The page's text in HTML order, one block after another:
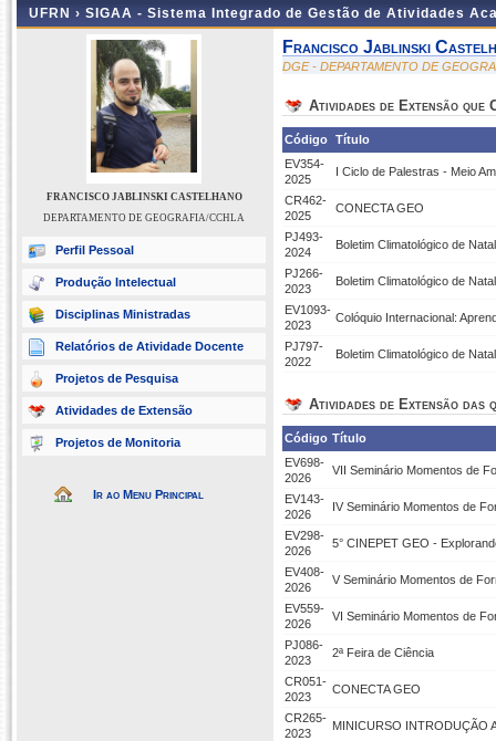
UFRN › SIGAA - Sistema Integrado de Gestão de Atividades
FRANCISCO JABLINSKI CASTELHANO
DEPARTAMENTO DE GEOGRAFIA/CCHLA
Perfil Pessoal
Produção Intelectual
Disciplinas Ministradas
Relatórios de Atividade Docente
Projetos de Pesquisa
Atividades de Extensão
Projetos de Monitoria
Ir ao Menu Principal
Francisco Jablinski
DGE - DEPARTAMENTO DE
Atividades de Extensão que
Código Título
EV354-
2025
I Ciclo de Palestras - Meio
CR462-
2025
CONECTA GEO
PJ493-
2024
Boletim Climatológico de
PJ266-
2023
Boletim Climatológico de
EV1093-
2023
Colóquio Internacional:
PJ797-
2022
Boletim Climatológico de
Atividades de Extensão das
Código Título
EV698-
2026
VII Seminário Momentos de
EV143-
2026
IV Seminário Momentos de
EV298-
2026
5° CINEPET GEO -
EV408-
2026
V Seminário Momentos de
EV559-
2026
VI Seminário Momentos de
PJ086-
2023
2ª Feira de Ciência
CR051-
2023
CONECTA GEO
CR265-
2023
MINICURSO INTRODUÇÃO